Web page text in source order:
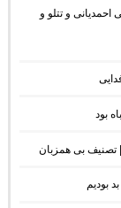
و تتلو و
بود
تصنیف بی همزبان
بودیم